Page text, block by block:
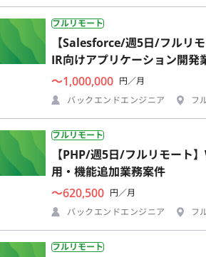
フルリモート
【Salesforce/週5日/フルリ
IR向けアプリケーション開発
〜1,000,000 円／月
バックエンドエンジニア
フ
フルリモート
【PHP/週5日/フルリモート
用・機能追加業務案件
〜620,500 円／月
バックエンドエンジニア
フ
フルリモート